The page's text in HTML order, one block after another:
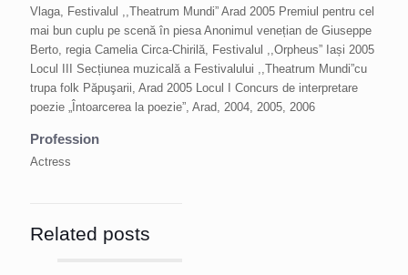
Vlaga, Festivalul ,,Theatrum Mundi” Arad 2005 Premiul pentru cel
mai bun cuplu pe scenă în piesa Anonimul venețian de Giuseppe
Berto, regia Camelia Circa-Chirilă, Festivalul ,,Orpheus” Iași 2005
Locul III Secțiunea muzicală a Festivalului ,,Theatrum Mundi”cu
trupa folk Păpuşarii, Arad 2005 Locul I Concurs de interpretare
poezie „Întoarcerea la poezie”, Arad, 2004, 2005, 2006
Profession
Actress
Related posts